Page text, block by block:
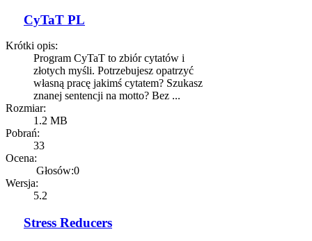
CyTaT PL
Krótki opis:
Program CyTaT to zbiór cytatów i
złotych myśli. Potrzebujesz opatrzyć
własną pracę jakimś cytatem? Szukasz
znanej sentencji na motto? Bez ...
Rozmiar:
1.2 MB
Pobrań:
33
Ocena:
Głosów:0
Wersja:
5.2
Stress Reducers